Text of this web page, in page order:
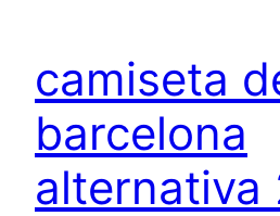
camiseta
barcelona
alternativa